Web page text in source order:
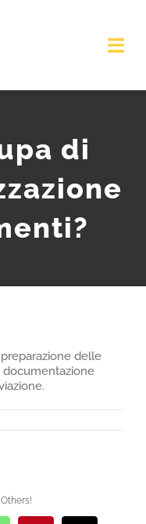
di
delle